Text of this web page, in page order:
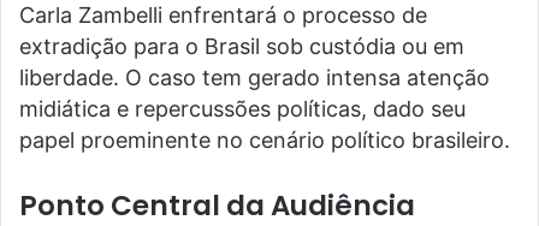
Carla Zambelli enfrentará o processo de
extradição para o Brasil sob custódia ou em
liberdade. O caso tem gerado intensa atenção
midiática e repercussões políticas, dado seu
papel proeminente no cenário político brasileiro.
Ponto Central da Audiência